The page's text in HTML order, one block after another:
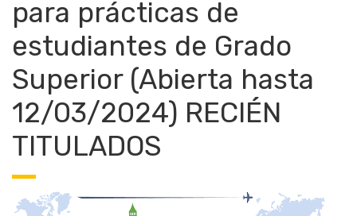
para prácticas de
estudiantes de Grado
Superior (Abierta hasta
12/03/2024) RECIÉN
TITULADOS